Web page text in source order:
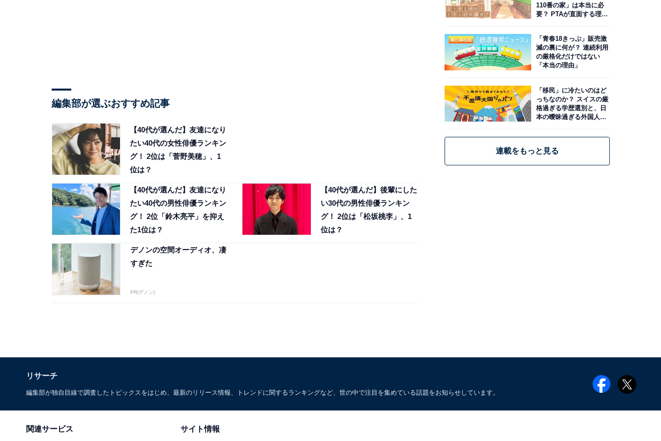
編集部が選ぶおすすめ記事
【40代が選んだ】友達になり
たい40代の女性俳優ランキン
グ！ 2位は「菅野美穂」、1
位は？
【40代が選んだ】友達になり
たい40代の男性俳優ランキン
グ！ 2位「鈴木亮平」を抑え
た1位は？
【40代が選んだ】後輩にした
い30代の男性俳優ランキン
グ！ 2位は「松坂桃李」、1
位は？
デノンの空間オーディオ、凄
すぎた
PR(デノン)
110番の家」は本当に必
要？ PTAが直面する理想
「青春18きっぷ」販売激
減の裏に何が？ 連続利用
の厳格化だけではない
「本当の理由」
「移民」に冷たいのはど
っちなのか？ スイスの厳
格過ぎる学歴選別と、日
本の曖昧過ぎる外国人政
連載をもっと見る
リサーチ
編集部が独自目線で調査したトピックスをはじめ、最新のリリース情報、トレンドに関するランキングなど、世の中で注目を集めている話題をお知らせしています。
関連サービス サイト情報